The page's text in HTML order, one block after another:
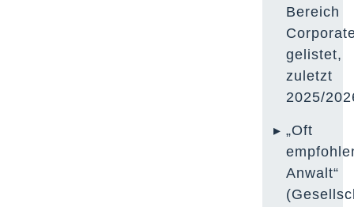
Bereich
gelistet,
zuletzt
2025/
„Oft
Anwalt“